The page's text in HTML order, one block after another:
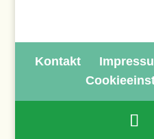
Kontakt